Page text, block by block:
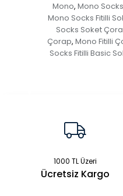
Mono, Mono Socks
Mono Socks Fitilli
Socks Soket
Çorap, Mono Fitilli
Socks Fitilli Basic
1000 TL Üzeri
Ücretsiz Kargo